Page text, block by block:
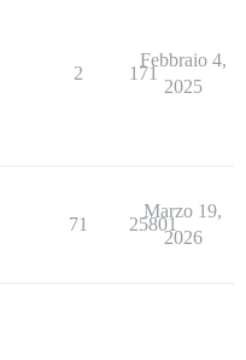
2 171
Febbraio 4,
2025
71 25801
Marzo 19,
2026